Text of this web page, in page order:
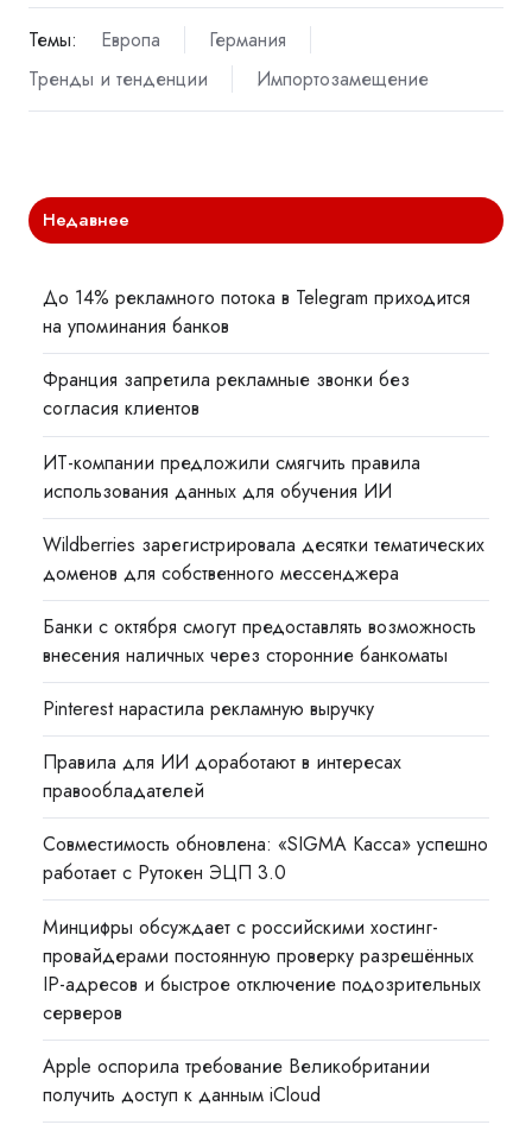
Темы: Европа
Германия
Тренды и тенденции
Импортозамещение
Недавнее
До 14% рекламного потока в Telegram приходится
на упоминания банков
Франция запретила рекламные звонки без
согласия клиентов
ИТ-компании предложили смягчить правила
использования данных для обучения ИИ
Wildberries зарегистрировала десятки тематических
доменов для собственного мессенджера
Банки с октября смогут предоставлять возможность
внесения наличных через сторонние банкоматы
Pinterest нарастила рекламную выручку
Правила для ИИ доработают в интересах
правообладателей
Совместимость обновлена: «SIGMA Касса» успешно
работает с Рутокен ЭЦП 3.0
Минцифры обсуждает с российскими хостинг-
провайдерами постоянную проверку разрешённых
IP-адресов и быстрое отключение подозрительных
серверов
Apple оспорила требование Великобритании
получить доступ к данным iCloud